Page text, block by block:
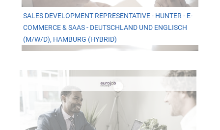
SALES DEVELOPMENT REPRESENTATIVE - HUNTER - E-
COMMERCE & SAAS - DEUTSCHLAND UND ENGLISCH
(M/W/D), HAMBURG (HYBRID)